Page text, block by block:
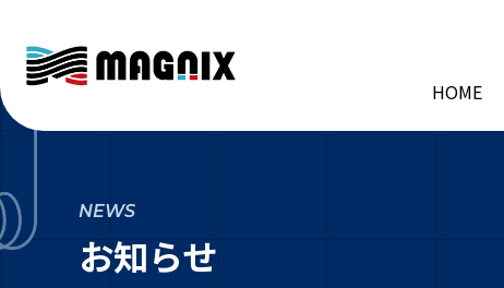
HOME
NEWS
お知らせ